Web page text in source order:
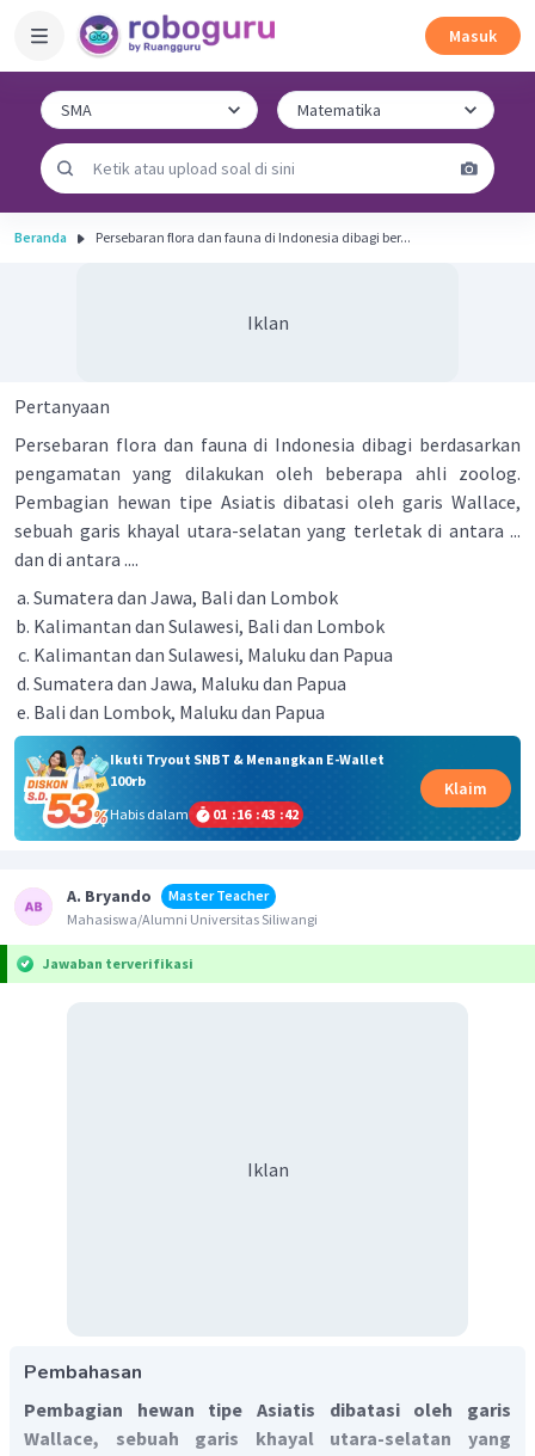
Masuk
Beranda Persebaran flora dan fauna di Indonesia dibagi ber...
Iklan
Pertanyaan
Persebaran flora dan fauna di Indonesia dibagi berdasarkan
pengamatan yang dilakukan oleh beberapa ahli zoolog.
Pembagian hewan tipe Asiatis dibatasi oleh garis Wallace,
sebuah garis khayal utara-selatan yang terletak di antara ...
dan di antara ....
Sumatera dan Jawa, Bali dan Lombok
Kalimantan dan Sulawesi, Bali dan Lombok
Kalimantan dan Sulawesi, Maluku dan Papua
Sumatera dan Jawa, Maluku dan Papua
Bali dan Lombok, Maluku dan Papua
Ikuti Tryout SNBT & Menangkan E-Wallet
100rb
Habis dalam
01 :16 :43 :42
Klaim
A. Bryando
Master Teacher
Mahasiswa/Alumni Universitas Siliwangi
Jawaban terverifikasi
Iklan
Pembahasan
Pembagian hewan tipe Asiatis dibatasi oleh garis
Wallace, sebuah garis khayal utara-selatan yang